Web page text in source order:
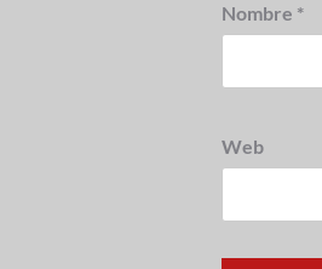
Nombre *
Web